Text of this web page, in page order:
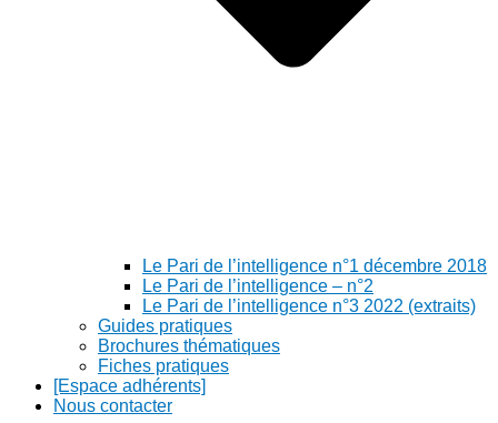
Le Pari de l’intelligence n°1 décembre 2018
Le Pari de l’intelligence – n°2
Le Pari de l’intelligence n°3 2022 (extraits)
Guides pratiques
Brochures thématiques
Fiches pratiques
[Espace adhérents]
Nous contacter